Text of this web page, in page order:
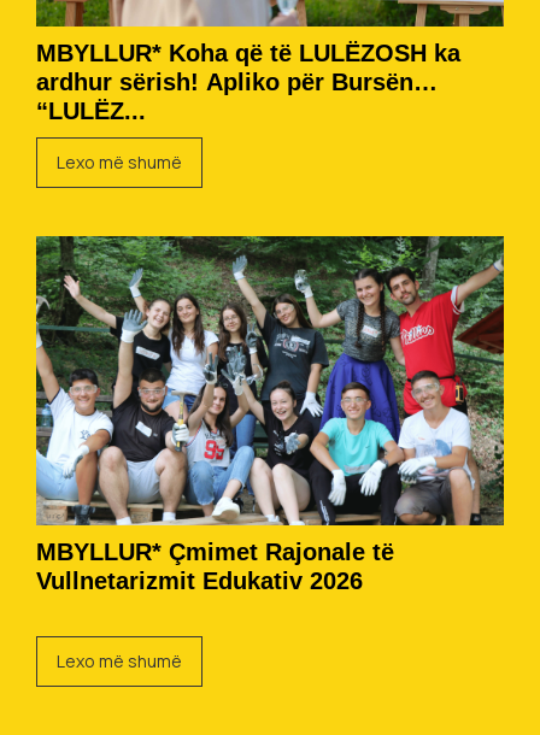
MBYLLUR* Koha që të LULËZOSH ka
ardhur sërish! Apliko për Bursën
“LULËZ...
Lexo më shumë
MBYLLUR* Çmimet Rajonale të
Vullnetarizmit Edukativ 2026
Lexo më shumë